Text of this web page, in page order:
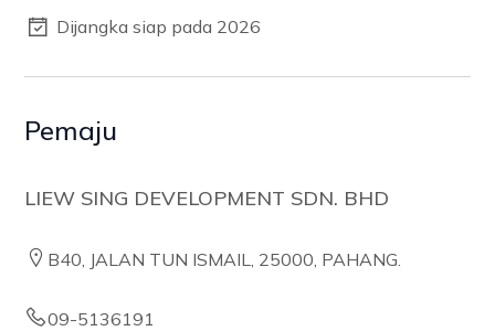
Dijangka siap pada 2026
Pemaju
LIEW SING DEVELOPMENT SDN. BHD
B40, JALAN TUN ISMAIL, 25000, PAHANG.
09-5136191